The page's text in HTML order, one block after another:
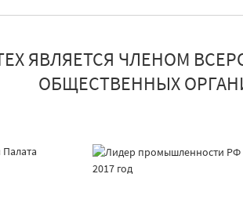
ЯВЛЯЕТСЯ ЧЛЕНОМ
ОБЩЕСТВЕННЫХ